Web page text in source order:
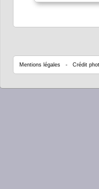
Mentions légales - Crédit